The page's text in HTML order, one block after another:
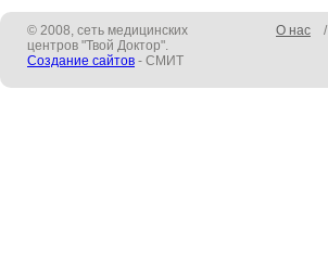
© 2008, сеть медицинских
центров "Твой Доктор".
Создание сайтов - СМИТ
О нас /